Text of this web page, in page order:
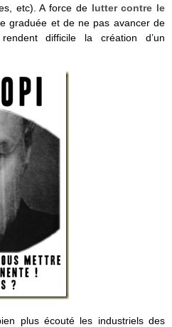
etc). A force de lutter contre le
graduée et de ne pas avancer de
difficile la création d’un
plus écouté les industriels des